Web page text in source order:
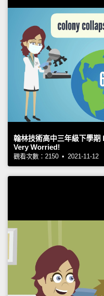
翰林技術高中三年級下學
Very Worried!
觀看次數：2150 • 2021-11-12